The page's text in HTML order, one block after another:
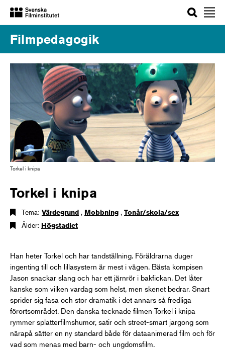
Sök
Filmpedagogik
Torkel i knipa
Torkel i knipa
Tema: Värdegrund , Mobbning , Tonår/skola/sex
Ålder: Högstadiet
Han heter Torkel och har tandställning. Föräldrarna duger
ingenting till och lillasystern är mest i vägen. Bästa kompisen
Jason snackar slang och har ett järnrör i bakfickan. Det låter
kanske som vilken vardag som helst, men skenet bedrar. Snart
sprider sig fasa och stor dramatik i det annars så fredliga
förortsområdet. Den danska tecknade filmen Torkel i knipa
rymmer splatterfilmshumor, satir och street-smart jargong som
närapå sätter en ny standard både för dataanimerad film och för
vad som menas med barn- och ungdomsfilm.